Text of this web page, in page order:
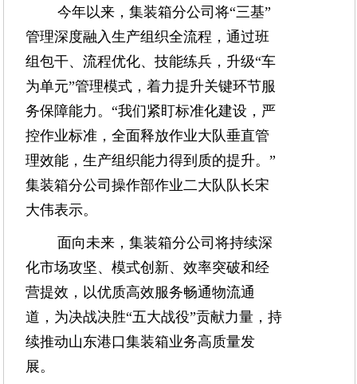
今年以来，集装箱分公司将“三基”
管理深度融入生产组织全流程，通过班
组包干、流程优化、技能练兵，升级“车
为单元”管理模式，着力提升关键环节服
务保障能力。“我们紧盯标准化建设，严
控作业标准，全面释放作业大队垂直管
理效能，生产组织能力得到质的提升。”
集装箱分公司操作部作业二大队队长宋
大伟表示。
面向未来，集装箱分公司将持续深
化市场攻坚、模式创新、效率突破和经
营提效，以优质高效服务畅通物流通
道，为决战决胜“五大战役”贡献力量，持
续推动山东港口集装箱业务高质量发
展。